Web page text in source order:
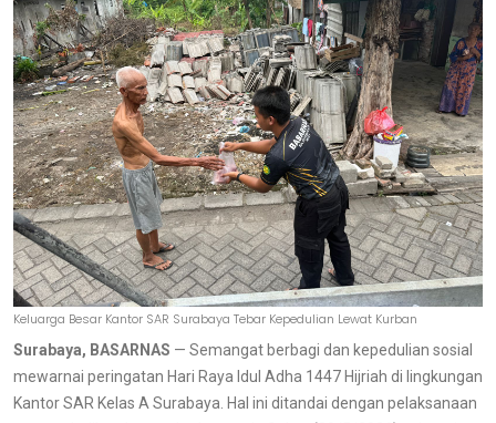
Keluarga Besar Kantor SAR Surabaya Tebar Kepedulian Lewat Kurban
Surabaya, BASARNAS — Semangat berbagi dan kepedulian sosial
mewarnai peringatan Hari Raya Idul Adha 1447 Hijriah di lingkungan
Kantor SAR Kelas A Surabaya. Hal ini ditandai dengan pelaksanaan